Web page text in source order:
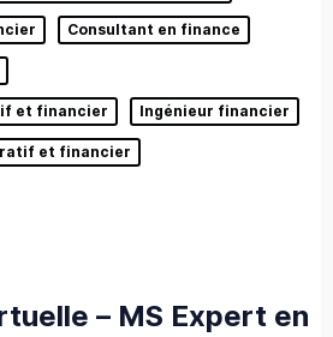
Consultant en finance
et financier Ingénieur financier
et financier
– MS Expert en